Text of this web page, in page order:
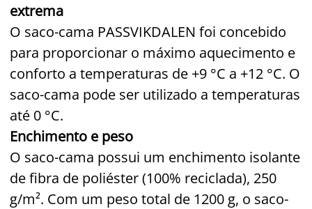
extrema
O saco-cama PASSVIKDALEN foi concebido
para proporcionar o máximo aquecimento e
conforto a temperaturas de +9 °C a +12 °C. O
saco-cama pode ser utilizado a temperaturas
até 0 °C.
Enchimento e peso
O saco-cama possui um enchimento isolante
de fibra de poliéster (100% reciclada), 250
g/m². Com um peso total de 1200 g, o saco-